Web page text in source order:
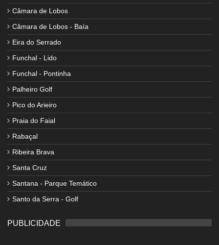
Câmara de Lobos
Câmara de Lobos - Baía
Eira do Serrado
Funchal - Lido
Funchal - Pontinha
Palheiro Golf
Pico do Arieiro
Praia do Faial
Rabaçal
Ribeira Brava
Santa Cruz
Santana - Parque Temático
Santo da Serra - Golf
PUBLICIDADE